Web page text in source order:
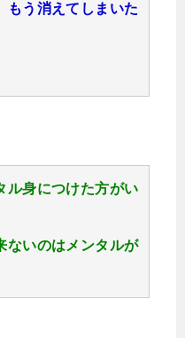
もう消えてしまいた
ル身につけた方がい
ないのはメンタルが